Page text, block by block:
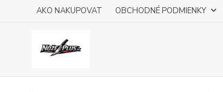
AKO NAKUPOVAT OBCHODNÉ PODMIENKY